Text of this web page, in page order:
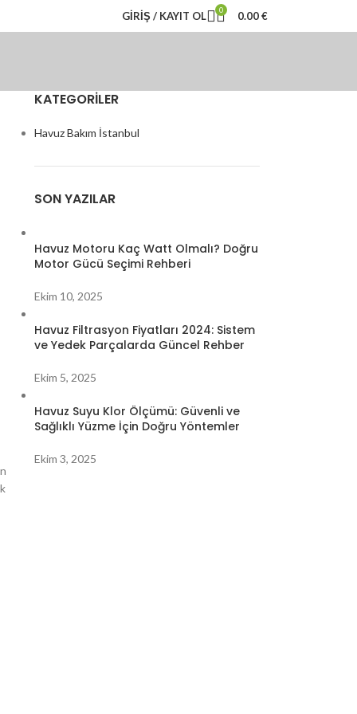
GIRIŞ / KAYIT OL 0 0.00€
KATEGORILER
Havuz Bakım İstanbul
SON YAZILAR
Havuz Motoru Kaç Watt Olmalı? Doğru
Motor Gücü Seçimi Rehberi
Ekim 10, 2025
Havuz Filtrasyon Fiyatları 2024: Sistem
ve Yedek Parçalarda Güncel Rehber
Ekim 5, 2025
Havuz Suyu Klor Ölçümü: Güvenli ve
Sağlıklı Yüzme İçin Doğru Yöntemler
Ekim 3, 2025